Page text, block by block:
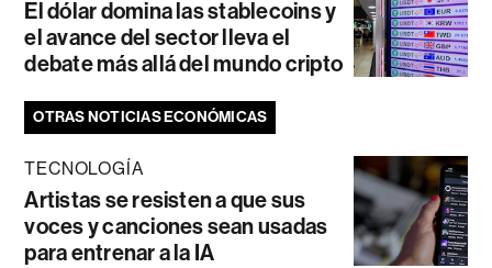
El dólar domina las stablecoins y
el avance del sector lleva el
debate más allá del mundo cripto
OTRAS NOTICIAS ECONÓMICAS
TECNOLOGÍA
Artistas se resisten a que sus
voces y canciones sean usadas
para entrenar a la IA